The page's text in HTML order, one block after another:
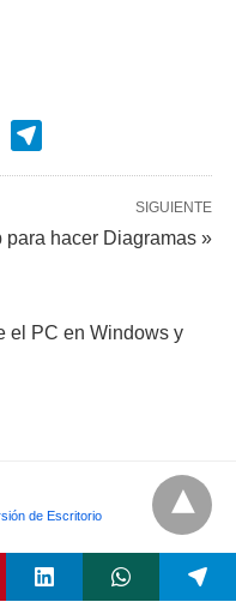
SIGUIENTE
hacer Diagramas »
el PC en Windows y
de Escritorio